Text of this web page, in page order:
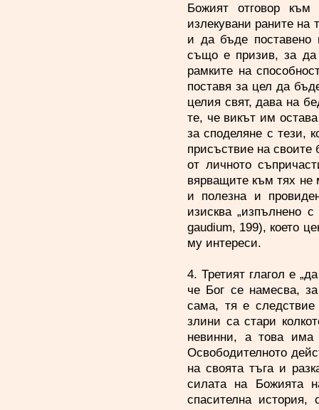
Божият отговор
излекувани раните на
и да бъде поставено
също е призив, за да
рамките на
поставя за цел да
целия свят, дава на
те, че викът им
за споделяне с тези,
присъствие на своите
от личното
вярващите към тях не
и полезна и
изисква „изпълнено
gaudium, 199), което
му интереси.
4. Третият глагол е
че Бог се намесва,
сама, тя е следствие
злини са стари
невинни, а това има
Освободителното
на своята тъга и
силата на Божията
спасителна